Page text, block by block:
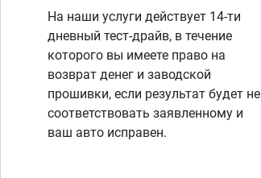
На наши услуги действует 14-ти
дневный тест-драйв, в течение
которого вы имеете право на
возврат денег и заводской
прошивки, если результат будет не
соответствовать заявленному и
ваш авто исправен.